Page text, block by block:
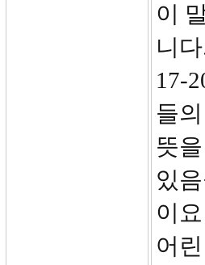
이
니
17-
들
뜻
있
이
어